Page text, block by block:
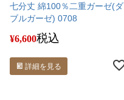
七分丈 綿100％二重ガーゼ(ダ
ブルガーゼ) 0708
¥6,600税込
詳細を見る